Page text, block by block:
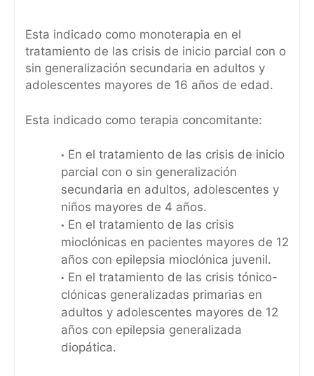
Esta indicado como monoterapia en el
tratamiento de las crisis de inicio parcial con o
sin generalización secundaria en adultos y
adolescentes mayores de 16 años de edad.
Esta indicado como terapia concomitante:
En el tratamiento de las crisis de inicio
parcial con o sin generalización
secundaria en adultos, adolescentes y
niños mayores de 4 años.
En el tratamiento de las crisis
mioclónicas en pacientes mayores de 12
años con epilepsia mioclónica juvenil.
En el tratamiento de las crisis tónico-
clónicas generalizadas primarias en
adultos y adolescentes mayores de 12
años con epilepsia generalizada
diopática.